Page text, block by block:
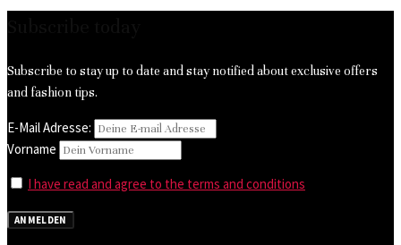
Subscribe to stay up to date and stay notified about exclusive offers
and fashion tips.
E-Mail Adresse:
Vorname
I have read and agree to the terms and conditions
ANMELDEN